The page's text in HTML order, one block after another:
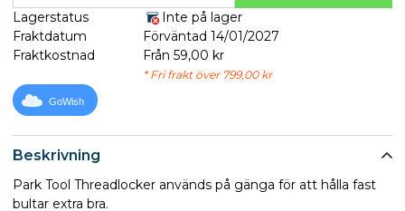
Beskrivning
Park Tool Threadlocker används på gänga för att hålla fast
bultar extra bra.
Lagerstatus
Inte på lager
Fraktdatum
Förväntad 14/01/2027
Fraktkostnad
Från 59,00 kr
* Fri frakt över 799,00 kr
GoWish